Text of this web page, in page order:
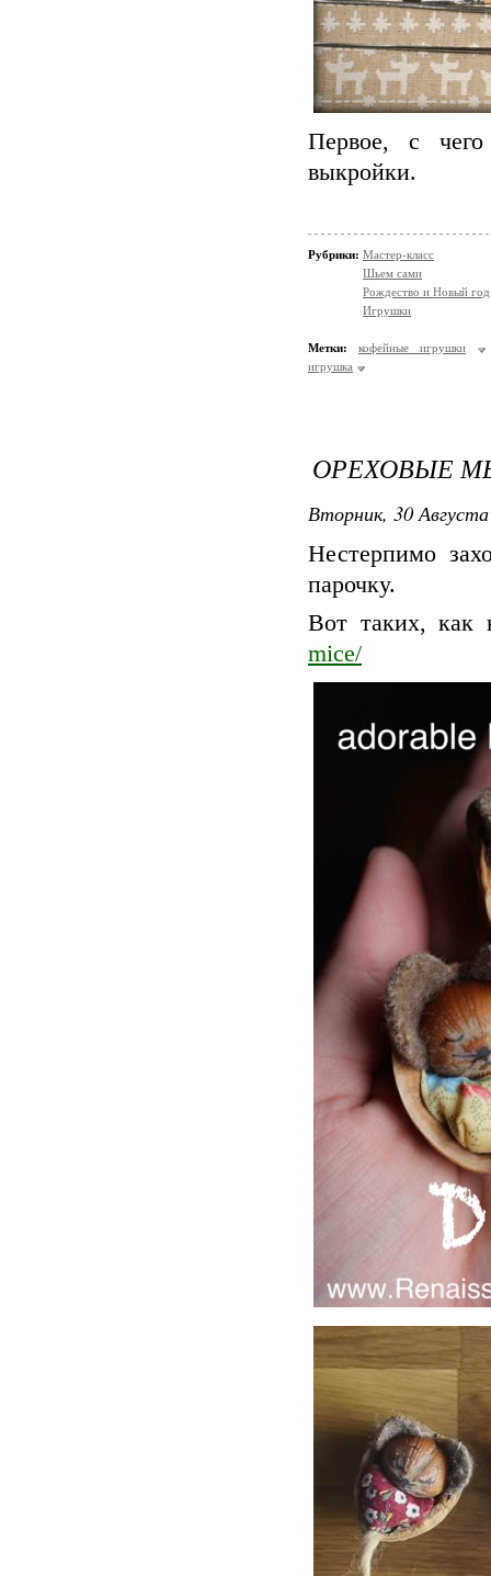
Первое, с
выкройки.
Рубрики: Мастер-класс
Шьем сами
Рождество и Новый год
Игрушки
Метки:
кофейные игрушки
игрушка
ОРЕХОВЫЕ
Вторник, 30
Нестерпимо
парочку.
Вот таких, как
mice/